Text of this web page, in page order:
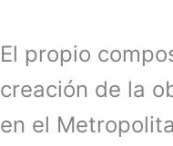
El propio
creación de la
en el